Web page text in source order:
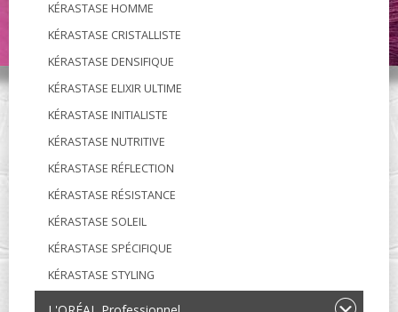
KÉRASTASE HOMME
KÉRASTASE CRISTALLISTE
KÉRASTASE DENSIFIQUE
KÉRASTASE ELIXIR ULTIME
KÉRASTASE INITIALISTE
KÉRASTASE NUTRITIVE
KÉRASTASE RÉFLECTION
KÉRASTASE RÉSISTANCE
KÉRASTASE SOLEIL
KÉRASTASE SPÉCIFIQUE
KÉRASTASE STYLING